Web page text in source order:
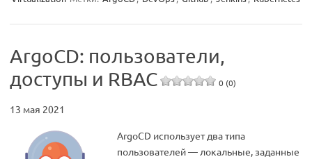
ArgoCD: пользователи,
доступы и RBAC
0 (0)
13 мая 2021
ArgoCD использует два типа
пользователей — локальные, заданные